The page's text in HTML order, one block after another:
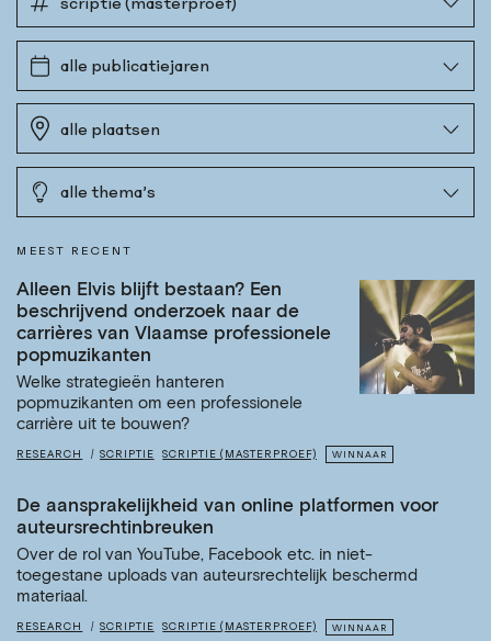
MEEST RECENT
Alleen Elvis blijft bestaan? Een
beschrijvend onderzoek naar de
carrières van Vlaamse professionele
popmuzikanten
Welke strategieën hanteren
popmuzikanten om een professionele
carrière uit te bouwen?
RESEARCH SCRIPTIE SCRIPTIE (MASTERPROEF) WINNAAR
De aansprakelijkheid van online platformen voor
auteursrechtinbreuken
Over de rol van YouTube, Facebook etc. in niet-
toegestane uploads van auteursrechtelijk beschermd
materiaal.
RESEARCH SCRIPTIE SCRIPTIE (MASTERPROEF) WINNAAR